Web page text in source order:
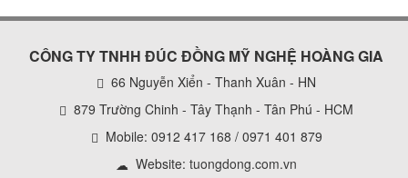
CÔNG TY TNHH ĐÚC ĐỒNG MỸ NGHỆ HOÀNG GIA
66 Nguyễn Xiển - Thanh Xuân - HN
879 Trường Chinh - Tây Thạnh - Tân Phú - HCM
Mobile: 0912 417 168 / 0971 401 879
Website: tuongdong.com.vn